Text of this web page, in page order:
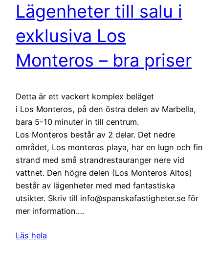
Lägenheter till salu i
exklusiva Los
Monteros – bra priser
Detta är ett vackert komplex beläget
i Los Monteros, på den östra delen av Marbella,
bara 5-10 minuter in till centrum.
Los Monteros består av 2 delar. Det nedre
området, Los monteros playa, har en lugn och fin
strand med små strandrestauranger nere vid
vattnet. Den högre delen (Los Monteros Altos)
består av lägenheter med med fantastiska
utsikter. Skriv till info@spanskafastigheter.se för
mer information.…
Läs hela